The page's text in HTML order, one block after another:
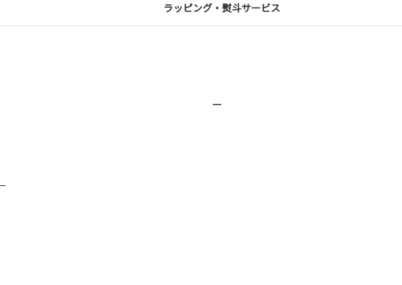
ラッピング・熨斗サービス